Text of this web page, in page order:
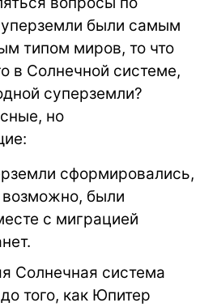
были самым
типом миров, то что
в Солнечной системе,
суперземли?
но
сформировались,
были
с миграцией
Солнечная система
того, как Юпитер